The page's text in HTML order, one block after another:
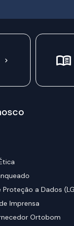
Proteção a Dados
Imprensa
Ortobom